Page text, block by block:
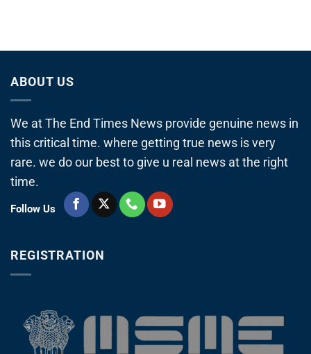
ABOUT US
We at The End Times News provide genuine news in
this critical time. where getting true news is very
rare. we do our best to give u real news at the right
time.
Follow Us
REGISTRATION